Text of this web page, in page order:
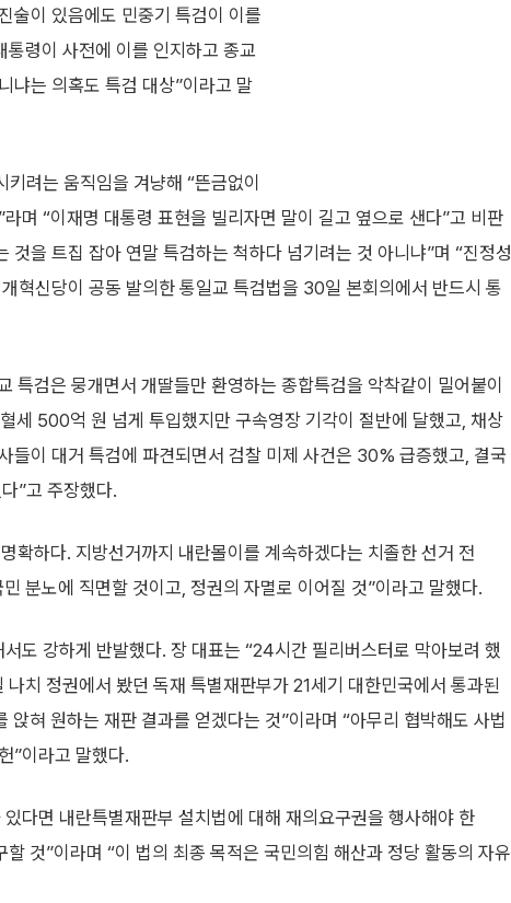
술이 있음에도 민중기 특검이 이를
통령이 사전에 이를 인지하고 종교
냐는 의혹도 특검 대상”이라고 말
려는 움직임을 겨냥해 “뜬금없이
며 “이재명 대통령 표현을 빌리자면 말이 길고 옆으로 샌다”고 비판
것을 트집 잡아 연말 특검하는 척하다 넘기려는 것 아니냐”며 “진정성
혁신당이 공동 발의한 통일교 특검법을 30일 본회의에서 반드시 통
특검은 뭉개면서 개딸들만 환영하는 종합특검을 악착같이 밀어붙이
세 500억 원 넘게 투입했지만 구속영장 기각이 절반에 달했고, 채상
들이 대거 특검에 파견되면서 검찰 미제 사건은 30% 급증했고, 결국
”고 주장했다.
확하다. 지방선거까지 내란몰이를 계속하겠다는 치졸한 선거 전
분노에 직면할 것이고, 정권의 자멸로 이어질 것”이라고 말했다.
도 강하게 반발했다. 장 대표는 “24시간 필리버스터로 막아보려 했
치 정권에서 봤던 독재 특별재판부가 21세기 대한민국에서 통과된
앉혀 원하는 재판 결과를 얻겠다는 것”이라며 “아무리 협박해도 사법
”이라고 말했다.
다면 내란특별재판부 설치법에 대해 재의요구권을 행사해야 한
것”이라며 “이 법의 최종 목적은 국민의힘 해산과 정당 활동의 자유